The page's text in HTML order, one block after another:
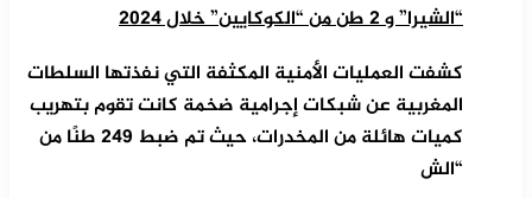
“الشيرا” و 2 طن من “الكوكايين” خلال 2024
كشفت العمليات الأمنية المكثفة التي نفذتها السلطات
المغربية عن شبكات إجرامية ضخمة كانت تقوم بتهريب
كميات هائلة من المخدرات، حيث تم ضبط 249 طنًا من
“الش